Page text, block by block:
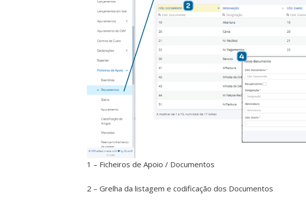
1 – Ficheiros de Apoio / Documentos
2 – Grelha da listagem e codificação dos Documentos